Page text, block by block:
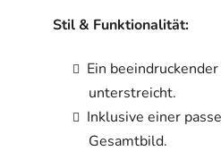
Stil & Funktionalität:
Ein
unterstreicht.
Inklusive einer
Gesamtbild.